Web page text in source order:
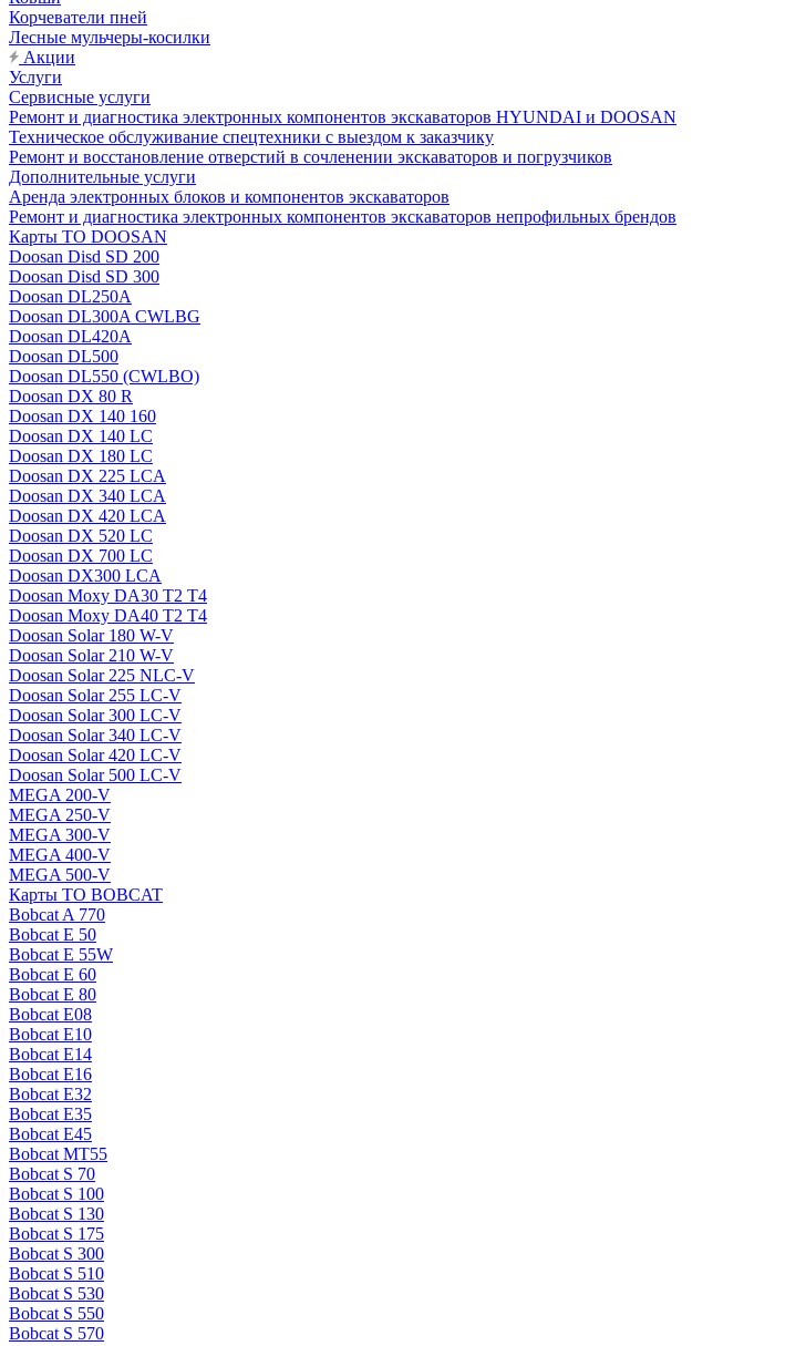
Корчеватели пней
Лесные мульчеры-косилки
Акции
Услуги
Сервисные услуги
Ремонт и диагностика электронных компонентов экскаваторов HYUNDAI и DOOSAN
Техническое обслуживание спецтехники с выездом к заказчику
Ремонт и восстановление отверстий в сочленении экскаваторов и погрузчиков
Дополнительные услуги
Аренда электронных блоков и компонентов экскаваторов
Ремонт и диагностика электронных компонентов экскаваторов непрофильных брендов
Карты ТО DOOSAN
Doosan Disd SD 200
Doosan Disd SD 300
Doosan DL250A
Doosan DL300A CWLBG
Doosan DL420A
Doosan DL500
Doosan DL550 (CWLBO)
Doosan DX 80 R
Doosan DX 140 160
Doosan DX 140 LC
Doosan DX 180 LC
Doosan DX 225 LCA
Doosan DX 340 LCA
Doosan DX 420 LCA
Doosan DX 520 LC
Doosan DX 700 LC
Doosan DX300 LCA
Doosan Moxy DA30 T2 T4
Doosan Moxy DA40 T2 T4
Doosan Solar 180 W-V
Doosan Solar 210 W-V
Doosan Solar 225 NLC-V
Doosan Solar 255 LC-V
Doosan Solar 300 LC-V
Doosan Solar 340 LC-V
Doosan Solar 420 LC-V
Doosan Solar 500 LC-V
MEGA 200-V
MEGA 250-V
MEGA 300-V
MEGA 400-V
MEGA 500-V
Карты ТО BOBCAT
Bobcat A 770
Bobcat E 50
Bobcat E 55W
Bobcat E 60
Bobcat E 80
Bobcat E08
Bobcat E10
Bobcat E14
Bobcat E16
Bobcat E32
Bobcat E35
Bobcat E45
Bobcat MT55
Bobcat S 70
Bobcat S 100
Bobcat S 130
Bobcat S 175
Bobcat S 300
Bobcat S 510
Bobcat S 530
Bobcat S 550
Bobcat S 570